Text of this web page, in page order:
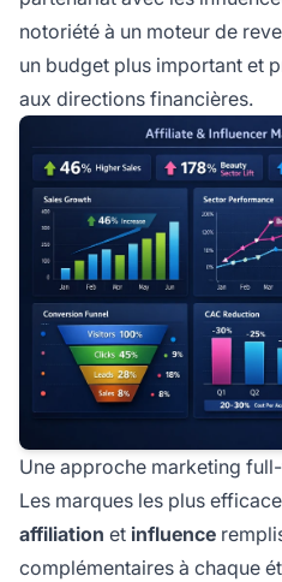
notoriété à un moteur de
un budget plus important et
aux directions financières.
Une approche marketing
Les marques les plus
affiliation et influence
complémentaires à chaque